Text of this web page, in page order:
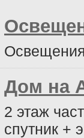
Дом на
2 этаж
спутник +